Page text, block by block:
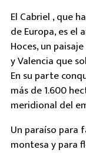
El Cabriel , que
de Europa, es el
Hoces, un
y Valencia que
En su parte
más de 1.600
meridional del
Un paraíso para
montesa y para